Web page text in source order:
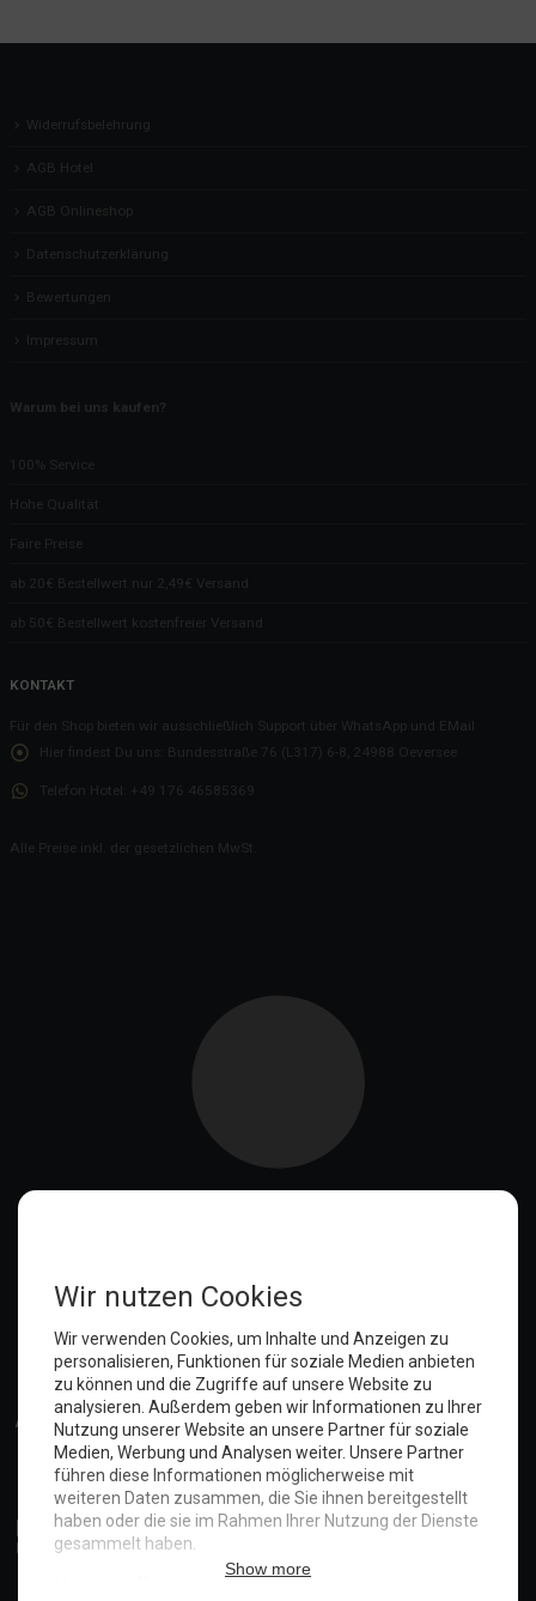
Widerrufsbelehrung
AGB Hotel
AGB Onlineshop
Datenschutzerklärung
Bewertungen
Impressum
Warum bei uns kaufen?
100% Service
Hohe Qualität
Faire Preise
ab 20€ Bestellwert nur 2,49€ Versand
ab 50€ Bestellwert kostenfreier Versand
KONTAKT
Für den Shop bieten wir ausschließlich Support über WhatsApp und EMail
Hier findest Du uns:
Bundesstraße 76 (L317) 6-8, 24988 Oeversee
Telefon Hotel: +49 176 46585369
Alle Preise inkl. der gesetzlichen MwSt.
Anmelden